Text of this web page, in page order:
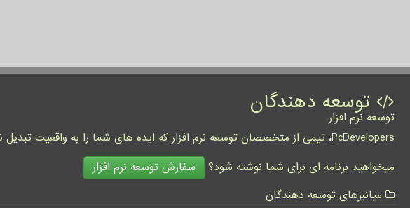
توسعه دهندگان
توسعه نرم افزار
PcDevelopers، تیمی از متخصصان توسعه نرم افزار که ایده های شما را به واقعیت تبدیل نموده و کسب و کار شما را متحول می کنند.
میخواهید برنامه ای برای شما نوشته شود؟
سفارش توسعه نرم افزار
میانبرهای توسعه دهندگان